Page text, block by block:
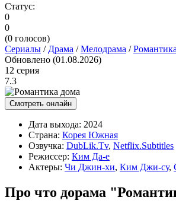
Статус:
0
0
(0 голосов)
Сериалы / Драма /Мелодрама /Романтика
Обновлено (01.08.2026)
12 серия
7.3
Смотреть онлайн
Дата выхода: 2024
Страна: Корея Южная
Озвучка: DubLik.Tv, Netflix.Subtitles
Режиссер: Ким Да-е
Актеры: Чи Джин-хи, Ким Джи-су,
Про что дорама